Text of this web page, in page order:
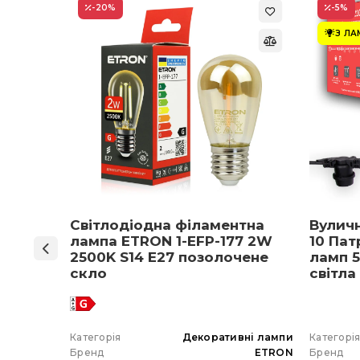
-20%
Світлодіодна філаментна
лампа ETRON 1-EFP-177 2W
2500K S14 E27 позолочене
скло
Категорія
Декоративні лампи
Бренд
ETRON
-5%
З
10
ламп
Категорія
Бренд